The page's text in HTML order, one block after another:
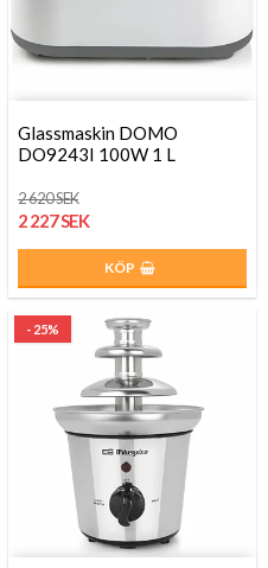
Glassmaskin DOMO
DO9243I 100W 1 L
2 620 SEK
2 227 SEK
KÖP
- 25%